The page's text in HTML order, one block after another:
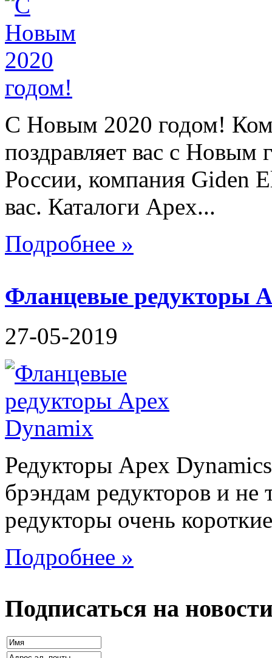
C Новым 2020 годом!
поздравляет вас с Новым
России, компания Giden
вас. Каталоги Apex...
Подробнее »
Фланцевые редукторы
27-05-2019
Редукторы Apex
брэндам редукторов и не
редукторы очень
Подробнее »
Подписаться на